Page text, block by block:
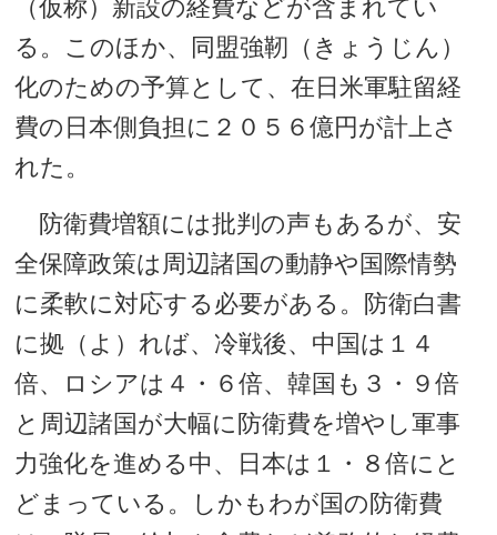
（仮称）新設の経費などが含まれてい
る。このほか、同盟強靭（きょうじん）
化のための予算として、在日米軍駐留経
費の日本側負担に２０５６億円が計上さ
れた。
防衛費増額には批判の声もあるが、安
全保障政策は周辺諸国の動静や国際情勢
に柔軟に対応する必要がある。防衛白書
に拠（よ）れば、冷戦後、中国は１４
倍、ロシアは４・６倍、韓国も３・９倍
と周辺諸国が大幅に防衛費を増やし軍事
力強化を進める中、日本は１・８倍にと
どまっている。しかもわが国の防衛費